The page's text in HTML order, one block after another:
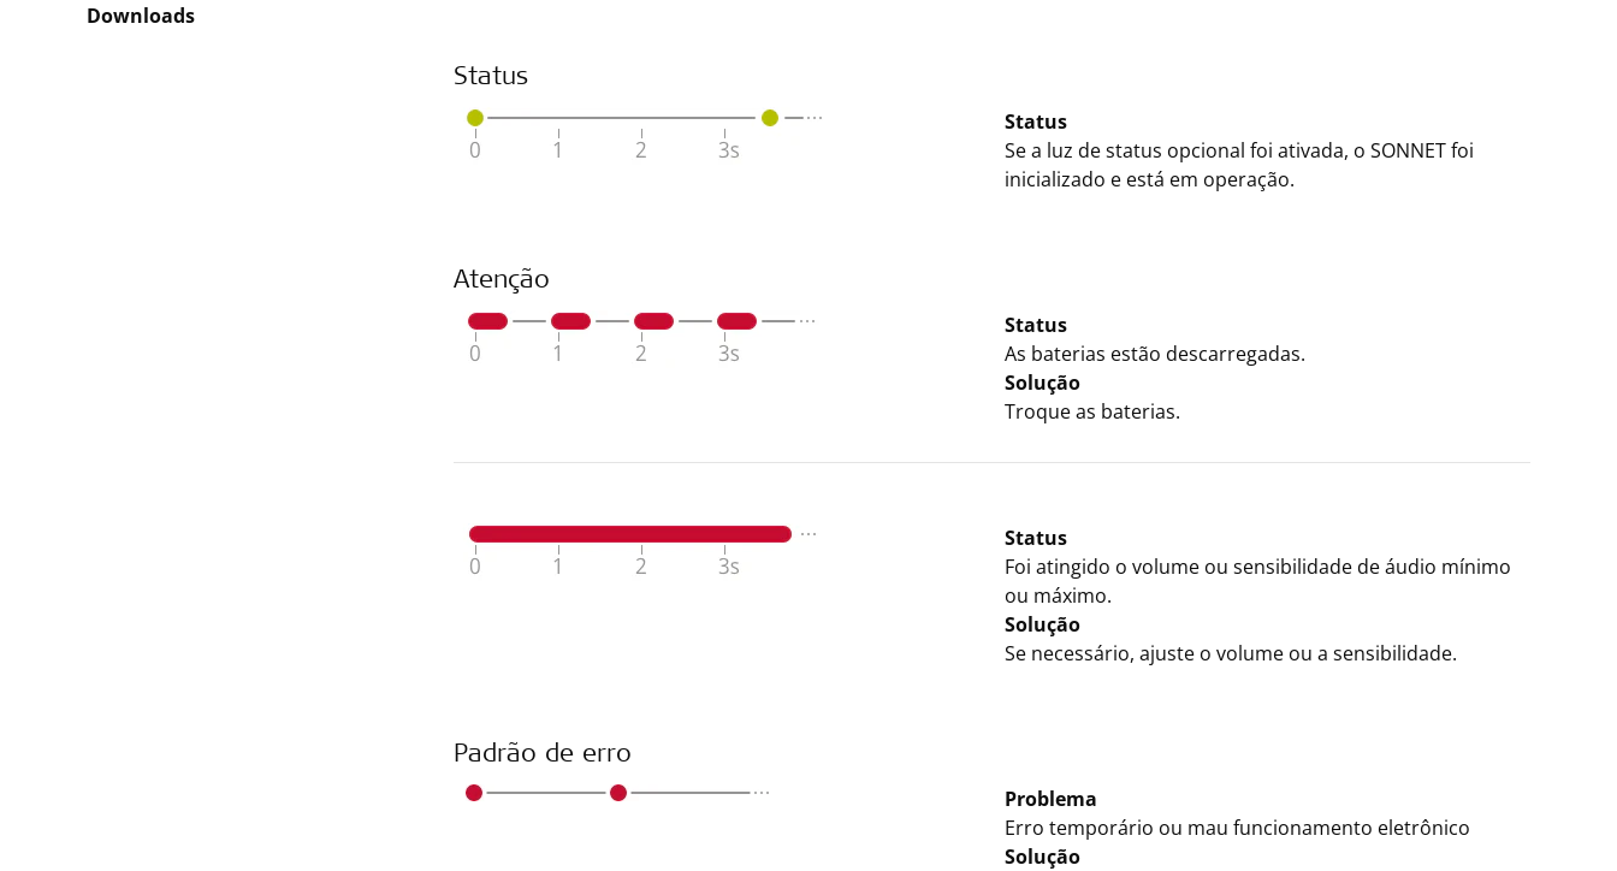
Status
Status
Se a luz de status opcional foi ativada, o SONNET foi
inicializado e está em operação.
Atenção
Status
As baterias estão descarregadas.
Solução
Troque as baterias.
Status
Foi atingido o volume ou sensibilidade de áudio mínimo
ou máximo.
Solução
Se necessário, ajuste o volume ou a sensibilidade.
Padrão de erro
Problema
Erro temporário ou mau funcionamento eletrônico
Solução
Downloads